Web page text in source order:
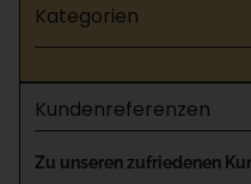
Kategorien
Kundenreferenzen
Zu unseren zufriedenen